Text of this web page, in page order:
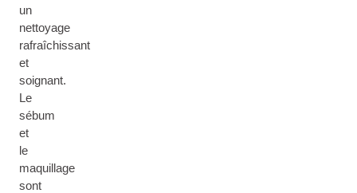
un
nettoyage
rafraîchissant
et
soignant.
Le
sébum
et
le
maquillage
sont